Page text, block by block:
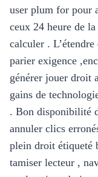
user plum for pour
ceux 24 heure de
calculer .
parier exigence
générer jouer droit
gains de
. Bon disponibilité
annuler clics
plein droit étiqueté
tamiser lecteur ,